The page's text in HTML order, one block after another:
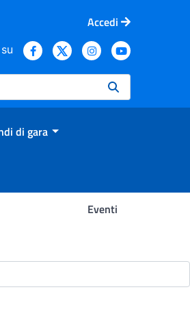
Accedi
di gara
Eventi